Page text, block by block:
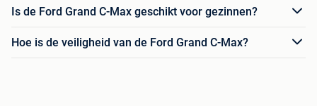
Is de Ford Grand C-Max geschikt voor gezinnen?
Hoe is de veiligheid van de Ford Grand C-Max?